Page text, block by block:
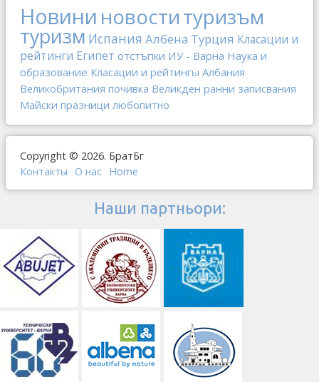
Новини новоституризъм
туризм Испания Албена Турция Класации и
рейтинги Египет отстъпки ИУ - Варна Наука и
образование Класации и рейтингы Албания
Великобритания почивка Великден ранни записвания
Майски празници любопитно
Copyright © 2026. БратБг
Контакты
О наc Home
Наши партньори: